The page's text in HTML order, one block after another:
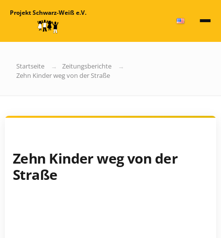
Projekt Schwarz-Weiß e.V.
Startseite
Zeitungsberichte
Zehn Kinder weg von der Straße
Zehn Kinder weg von der
Straße